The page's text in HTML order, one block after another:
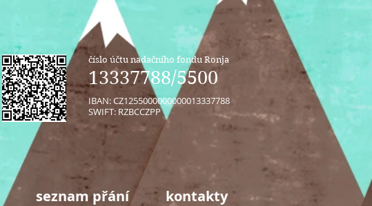
číslo účtu nadačního fondu Ronja
13337788/5500
IBAN: CZ1255000000000013337788
SWIFT: RZBCCZPP
seznam přání kontakty